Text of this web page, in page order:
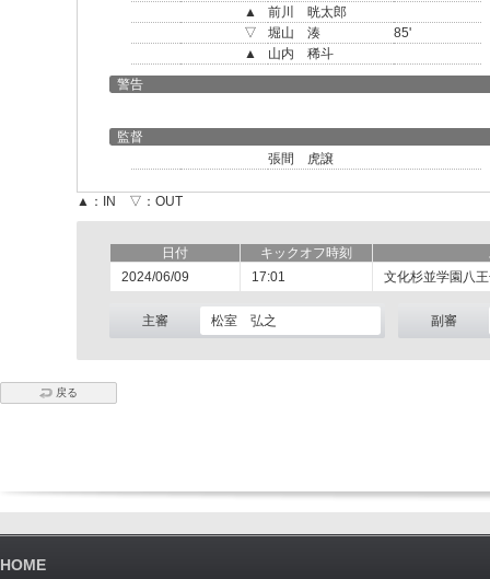
▲
前川 晄太郎
▽
堀山 湊
85'
▲
山内 稀斗
警告
監督
張間 虎譲
▲：IN ▽：OUT
日付 キックオフ時刻
2024/06/09
17:01 文化杉並学園八
主審 松室 弘之 副審
戻る
HOME